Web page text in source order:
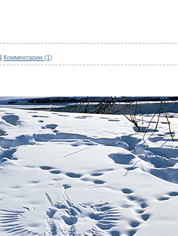
Комментарии (1)